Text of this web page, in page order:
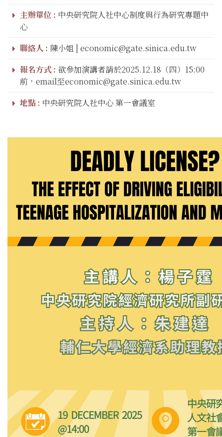
主辦單位 : 中央研究院人社中心制度與行為研究專題中
心
聯絡人 : 陳小姐 | economic@gate.sinica.edu.tw
報名方式 : 欲參加演講者請於2025.12.18（四）15:00
前，email至economic@gate.sinica.edu.tw
地點 : 中央研究院人社中心 第一會議室